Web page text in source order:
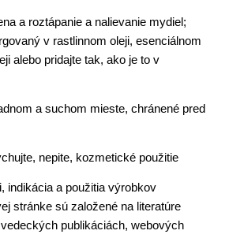
a roztápanie a nalievanie mydiel;
v rastlinnom oleji, esenciálnom
alebo pridajte tak, ako je to v
a suchom mieste, chránené pred
nepite, kozmetické použitie
indikácia a použitia výrobkov
stránke sú založené na literatúre
publikáciách, webových